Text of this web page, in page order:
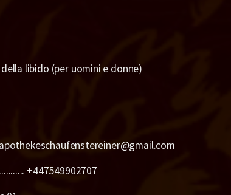
libido (per uomini e donne)
+447549902707